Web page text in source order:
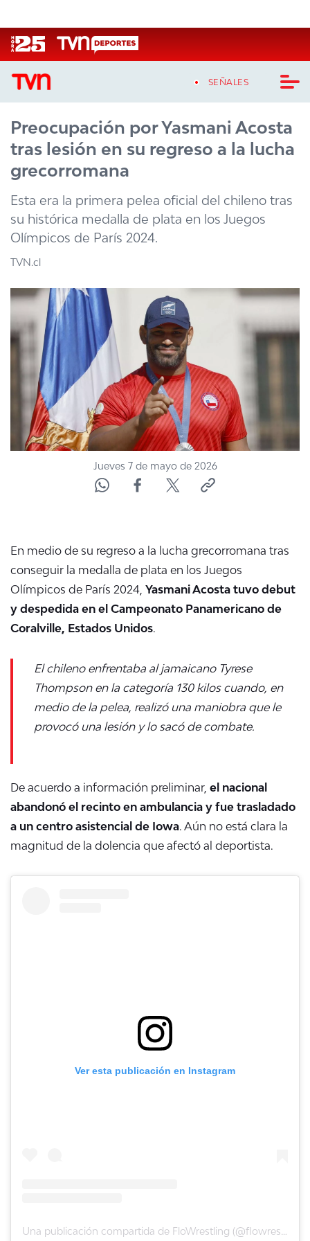
SEÑALES
CASTING MASTERCHEF CHILE
CASTING TVN VERTICAL
TVN VERTICAL
TVN PLAY
PROGRAMAS
TELESERIES
NTV
ACTUALIDAD Y TENDENCIAS
CORPORATIVO Y TRANSPARENCIA
CANAL DE DENUNCIAS
ÁREA DE PROYECTOS
Preocupación por Yasmani Acosta
tras lesión en su regreso a la lucha
grecorromana
Esta era la primera pelea oficial del chileno tras
su histórica medalla de plata en los Juegos
Olímpicos de París 2024.
TVN.cl
Jueves 7 de mayo de 2026
En medio de su regreso a la lucha grecorromana tras
conseguir la medalla de plata en los Juegos
Olímpicos de París 2024, Yasmani Acosta tuvo debut
y despedida en el Campeonato Panamericano de
Coralville, Estados Unidos.
El chileno enfrentaba al jamaicano Tyrese
Thompson en la categoría 130 kilos cuando, en
medio de la pelea, realizó una maniobra que le
provocó una lesión y lo sacó de combate.
De acuerdo a información preliminar, el nacional
abandonó el recinto en ambulancia y fue trasladado
a un centro asistencial de Iowa. Aún no está clara la
magnitud de la dolencia que afectó al deportista.
Ver esta publicación en Instagram